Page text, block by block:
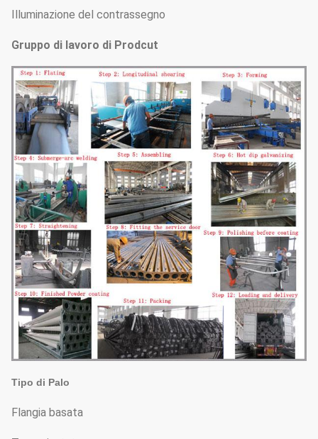
Illuminazione del contrassegno
Gruppo di lavoro di Prodcut
Tipo di Palo
Flangia basata